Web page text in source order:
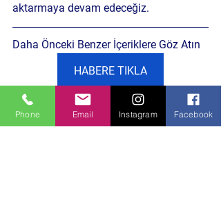
aktarmaya devam edeceğiz.
Daha Önceki Benzer İçeriklere Göz Atın
HABERE TIKLA
Siyaset Gündemi
Phone Email Instagram Facebook